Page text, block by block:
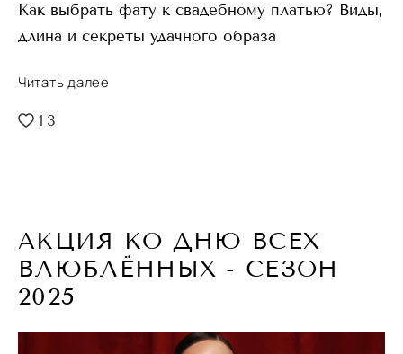
Как выбрать фату к свадебному платью? Виды,
длина и секреты удачного образа
Читать далее
13
АКЦИЯ КО ДНЮ ВСЕХ
ВЛЮБЛЁННЫХ - СЕЗОН
2025